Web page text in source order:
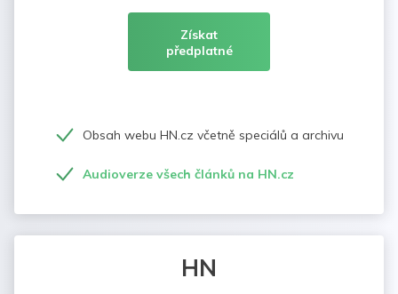
Získat
předplatné
Obsah webu HN.cz včetně speciálů a archivu
Audioverze všech článků na HN.cz
HN